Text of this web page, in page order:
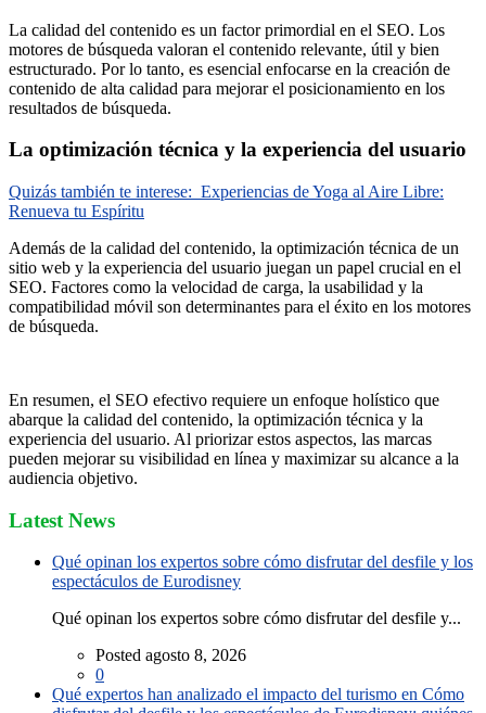
La calidad del contenido es un factor primordial en el SEO. Los
motores de búsqueda valoran el contenido relevante, útil y bien
estructurado. Por lo tanto, es esencial enfocarse en la creación de
contenido de alta calidad para mejorar el posicionamiento en los
resultados de búsqueda.
La optimización técnica y la experiencia del usuario
Quizás también te interese: Experiencias de Yoga al Aire Libre:
Renueva tu Espíritu
Además de la calidad del contenido, la optimización técnica de un
sitio web y la experiencia del usuario juegan un papel crucial en el
SEO. Factores como la velocidad de carga, la usabilidad y la
compatibilidad móvil son determinantes para el éxito en los motores
de búsqueda.
En resumen, el SEO efectivo requiere un enfoque holístico que
abarque la calidad del contenido, la optimización técnica y la
experiencia del usuario. Al priorizar estos aspectos, las marcas
pueden mejorar su visibilidad en línea y maximizar su alcance a la
audiencia objetivo.
Latest News
Qué opinan los expertos sobre cómo disfrutar del desfile y los
espectáculos de Eurodisney
Qué opinan los expertos sobre cómo disfrutar del desfile y...
Posted agosto 8, 2026
0
Qué expertos han analizado el impacto del turismo en Cómo